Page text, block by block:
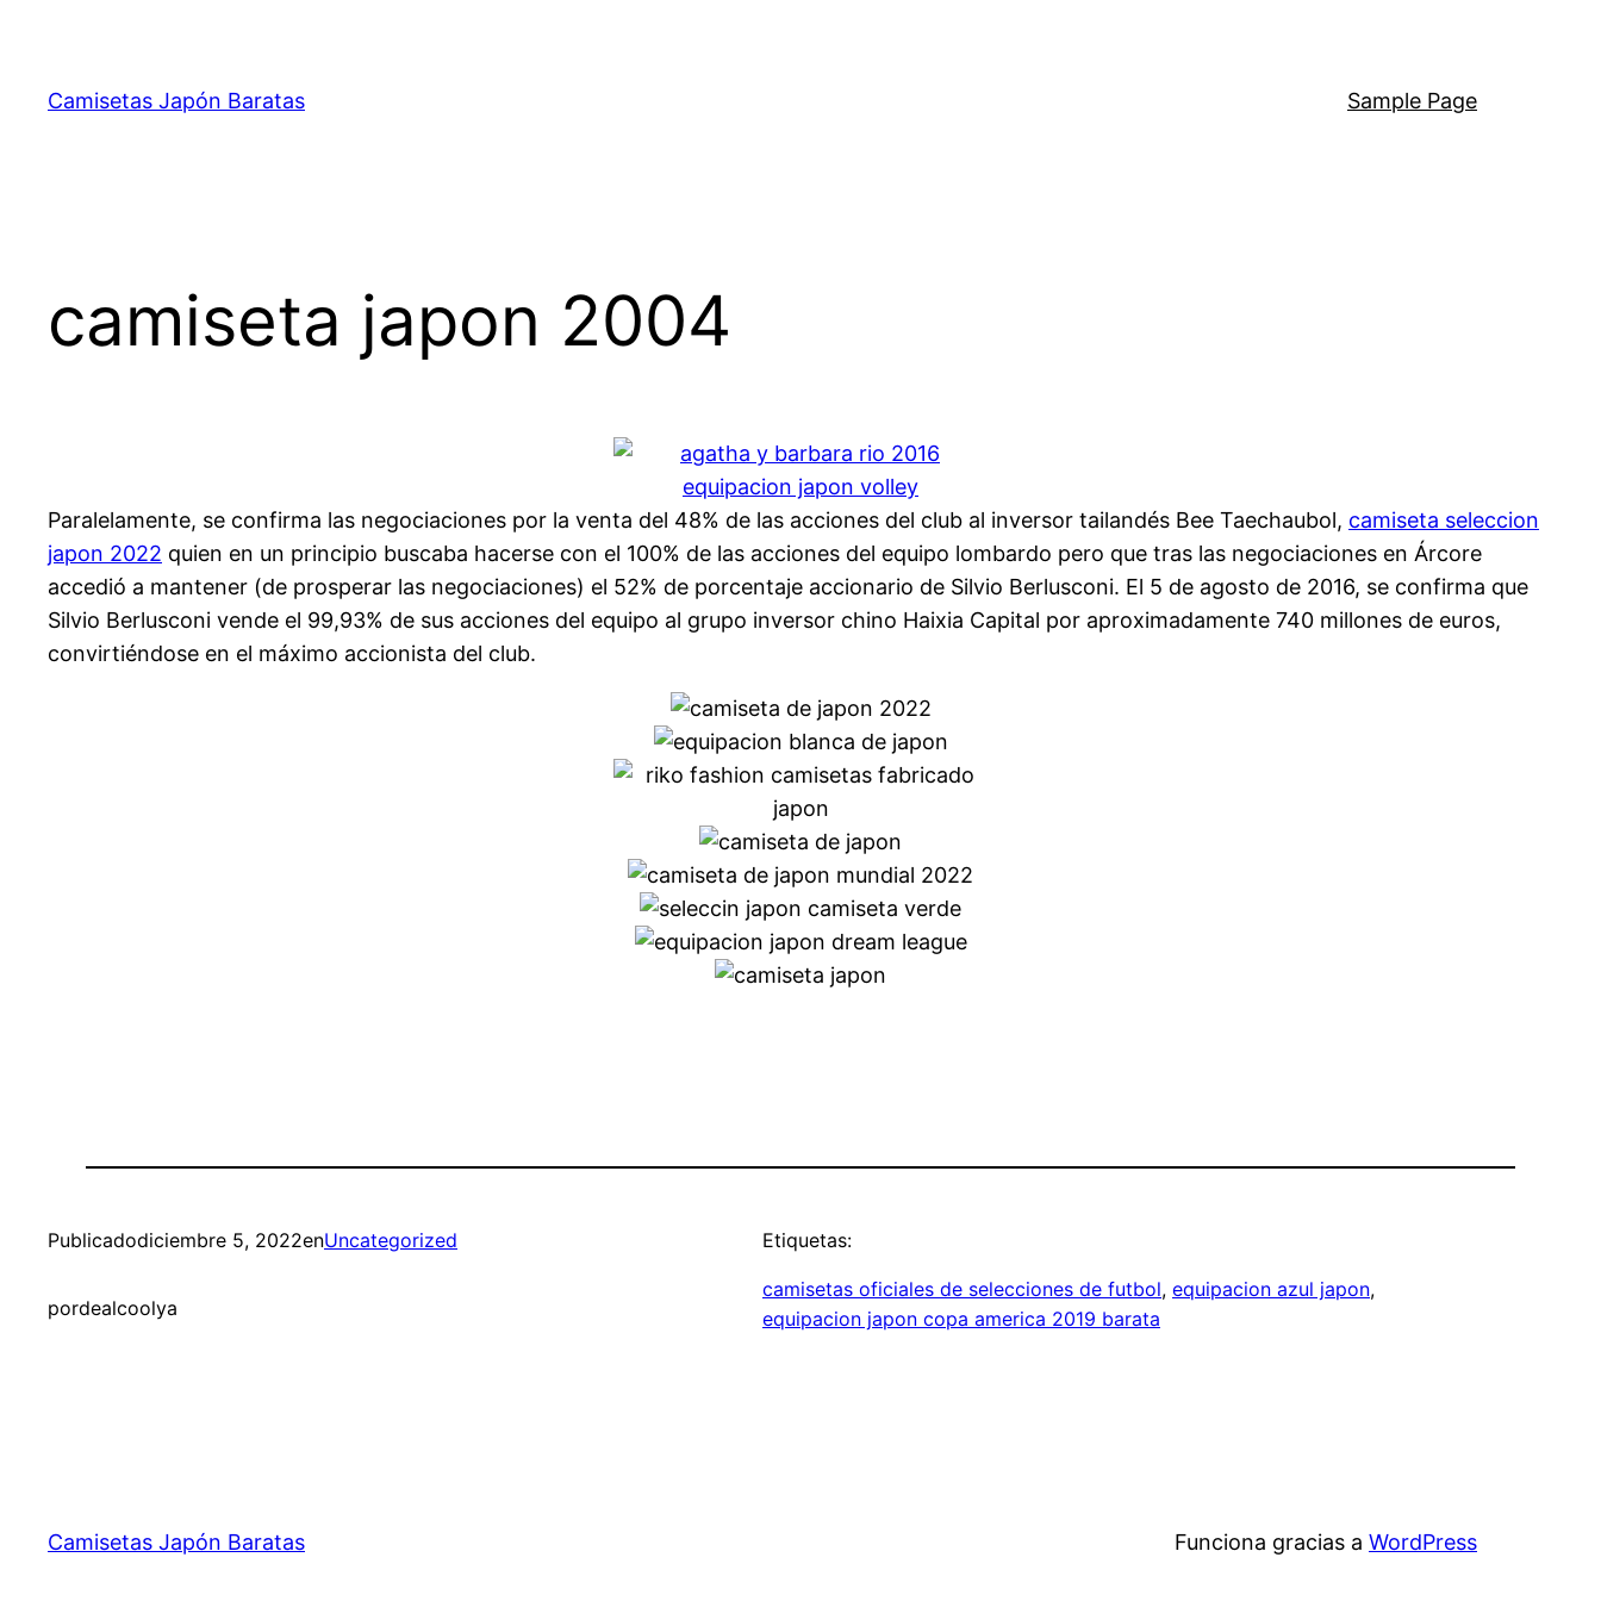
contenido
Camisetas Japón Baratas Sample Page
camiseta japon 2004
Paralelamente, se confirma las negociaciones por la venta del 48% de las acciones del club al inversor tailandés Bee Taechaubol, camiseta seleccion
japon 2022 quien en un principio buscaba hacerse con el 100% de las acciones del equipo lombardo pero que tras las negociaciones en Árcore
accedió a mantener (de prosperar las negociaciones) el 52% de porcentaje accionario de Silvio Berlusconi. El 5 de agosto de 2016, se confirma que
Silvio Berlusconi vende el 99,93% de sus acciones del equipo al grupo inversor chino Haixia Capital por aproximadamente 740 millones de euros,
convirtiéndose en el máximo accionista del club.
Publicadodiciembre 5, 2022enUncategorized
pordealcoolya
Etiquetas:
camisetas oficiales de selecciones de futbol, equipacion azul japon
equipacion japon copa america 2019 barata
Camisetas Japón Baratas Funciona gracias a WordPress